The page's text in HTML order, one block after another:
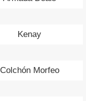
Kenay
Colchón Morfeo